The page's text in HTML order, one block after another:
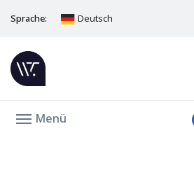
Sprache: Deutsch
Menü